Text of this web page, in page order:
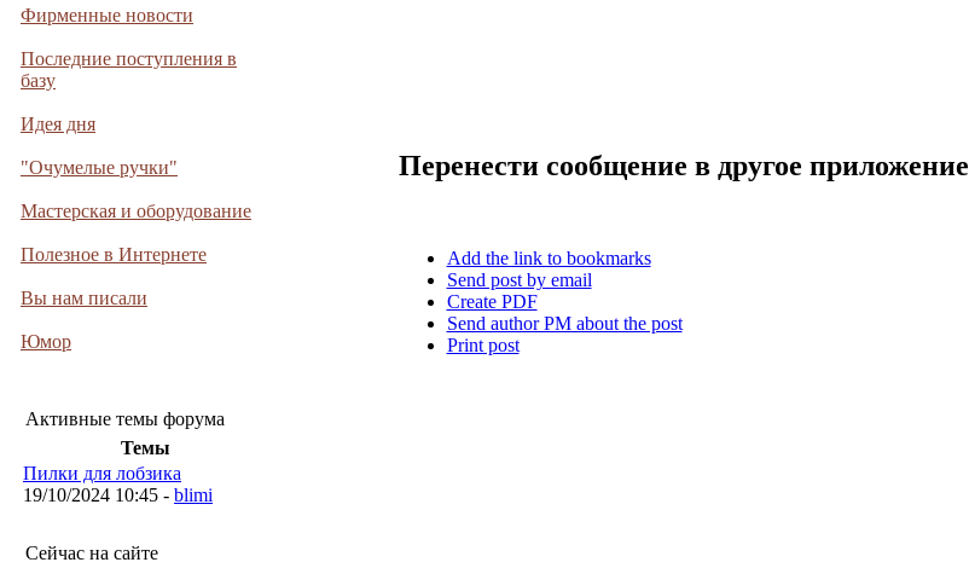
Фирменные новости
Последние поступления в
базу
Идея дня
"Очумелые ручки"
Мастерская и оборудование
Полезное в Интернете
Вы нам писали
Юмор
Активные темы форума
Темы
Пилки для лобзика
19/10/2024 10:45 - blimi
Сейчас на сайте
Перенести сообщение в другое приложение
Add the link to bookmarks
Send post by email
Create PDF
Send author PM about the post
Print post